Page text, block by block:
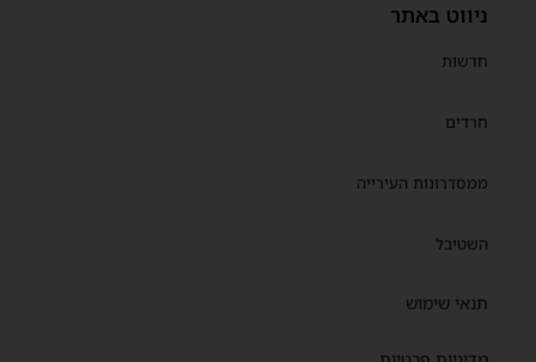
ניווט באתר
חדשות
חרדים
ממסדרונות העירייה
השטיבל
תנאי שימוש